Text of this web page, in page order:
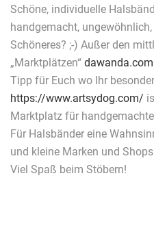
Schöne, individuelle
handgemacht,
Schöneres? ;-) Außer den
„Marktplätzen“ dawanda.com
Tipp für Euch wo Ihr
https://www.artsydog.com/
Marktplatz für
Für Halsbänder eine
und kleine Marken und
Viel Spaß beim Stöbern!